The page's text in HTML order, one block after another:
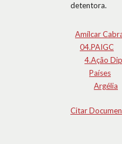
detentora.
Amílcar
04.PAIGC
4.Ação
Países
Argélia
Citar